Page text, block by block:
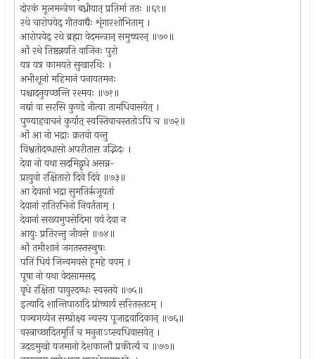
दोरकं मूलमन्त्रेण बध्नीयात् प्रतिमां ततः ॥६९॥
रथे चारोपयेद् गीतवाद्यैः शृंगारशोभिताम् ।
आरोपयेद् रथे ब्रह्मा वेदमन्त्रान् समुच्चरन् ॥७०॥
ओं रथे तिष्ठन्नयति वाजिनः पुरो
यत्र यत्र कामयते सुखारथिः ।
अभीशूनां महिमानं पनायतमनः
पश्चादनुयच्छन्ति रश्मयः ॥७१॥
नद्यां वा सरसि कुण्डे नीत्वा तामधिवासयेत् ।
पुण्याहवाचनं कुर्यात् स्वस्तिवाचस्ततोऽपि च ॥७२॥
ओं आ नो भद्राः क्रतवो यन्तु
विश्वतोदब्धासो अपरीतास उद्भिदः ।
देवा नो यथा सदमिद्वृधे असन्न-
प्रायुवो रक्षितारो दिवे दिवे ॥७३॥
आ देवानां भद्रा सुमतिर्ऋजूयतां
देवानां रातिरभिनो निवर्तताम् ।
देवानां सख्यमुपसेदिमा वयं देवा न
आयुः प्रतिरन्तु जीवसे ॥७४॥
ओं तमीशानं जगतस्तस्थुषः
पतिं धियं जिन्वमवसे हूमहे वयम् ।
पूषा नो यथा वेदसामसद्
वृधे रक्षिता पायुरदब्धः स्वस्तये ॥७५॥
इत्यादि शान्तिपाठादि प्रोच्चार्य सरितस्तटम् ।
पञ्चगव्येन सम्प्रोक्ष्य न्यस्य पूजाद्रवादिकान् ॥७६॥
वस्त्राच्छादितमूर्तिं च मनुनाऽप्स्वधिवासयेत् ।
उदङमुखो यजमानो देशकालौ प्रकीर्त्य च ॥७७॥